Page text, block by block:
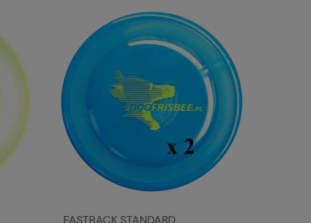
FASTBACK STANDARD